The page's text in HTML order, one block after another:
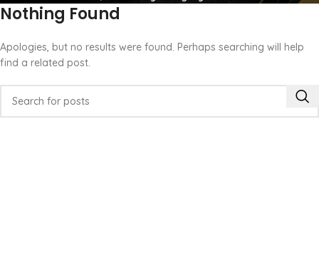
Nothing Found
Apologies, but no results were found. Perhaps searching will help
find a related post.